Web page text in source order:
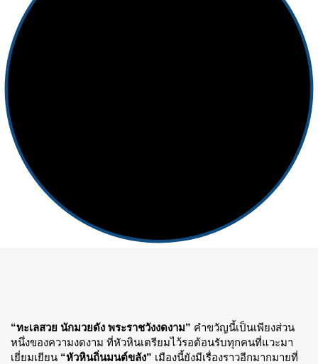
“ทะเลสวย นักมวยดัง พระราชวังงดงาม” คำขวัญนี้เป็นเพียงส่วน
หนึ่งของความงดงาม ที่หัวหินเตรียมไว้รอต้อนรับทุกคนที่แวะมา
เยี่ยมเยียน “หัวหินถิ่นมนต์ขลัง” เมืองนี้ยังมีเรื่องราวอีกมากมายที่